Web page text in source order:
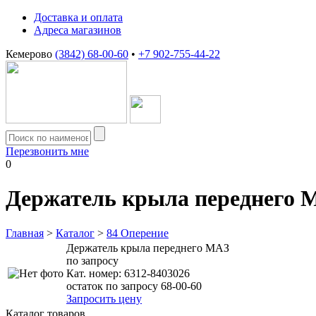
Доставка и оплата
Адреса магазинов
Кемерово (3842) 68-00-60 • +7 902-755-44-22
Перезвонить мне
0
Держатель крыла переднего
Главная > Каталог > 84 Оперение
Держатель крыла переднего МАЗ
по запросу
Кат. номер: 6312-8403026
остаток по запросу 68-00-60
Запросить цену
Каталог товаров